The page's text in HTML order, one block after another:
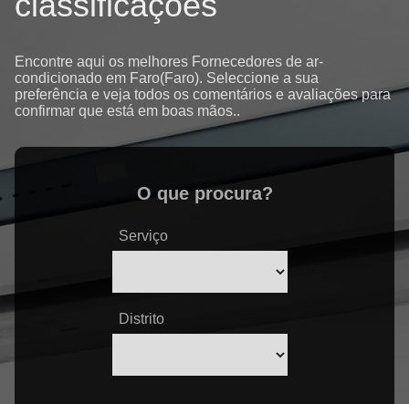
Encontre aqui os melhores Fornecedores de ar-
condicionado em Faro(Faro). Seleccione a sua
preferência e veja todos os comentários e avaliações para
confirmar que está em boas mãos..
O que procura?
Serviço
Distrito